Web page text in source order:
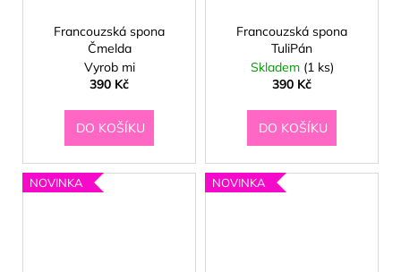
Francouzská spona
Čmelda
Vyrob mi
390 Kč
DO KOŠÍKU
Francouzská spona
TuliPán
Skladem (1 ks)
390 Kč
DO KOŠÍKU
NOVINKA NOVINKA